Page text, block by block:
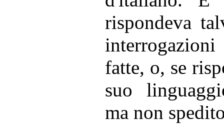
rispondeva
fatte, o, se
suo
ma non